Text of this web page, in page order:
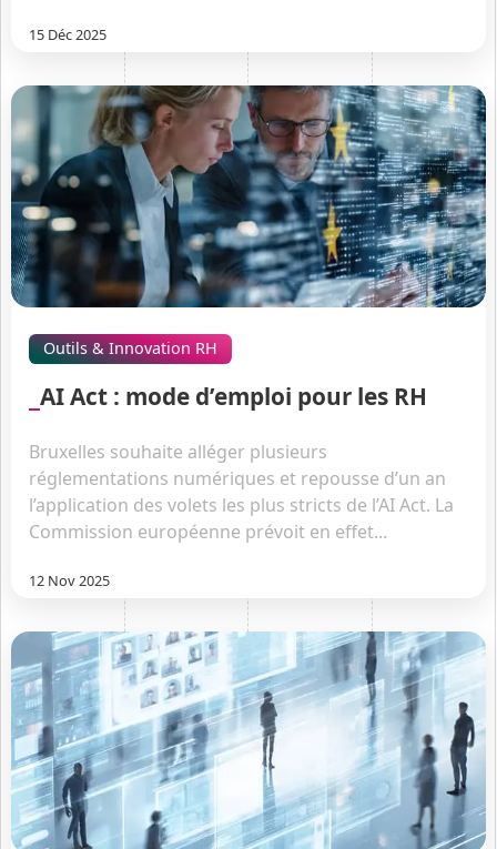
15 Déc 2025
Outils & Innovation RH
AI Act : mode d’emploi pour les RH
Bruxelles souhaite alléger plusieurs
réglementations numériques et repousse d’un an
l’application des volets les plus stricts de l’AI Act. La
Commission européenne prévoit en effet...
12 Nov 2025